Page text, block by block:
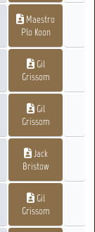
Maestro
Plo Koon
Gil
Grissom
Gil
Grissom
Jack
Bristow
Gil
Grissom